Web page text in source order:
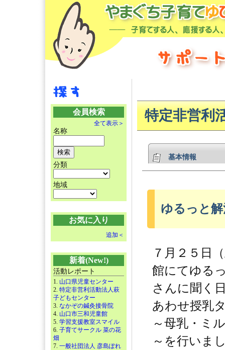
会員検索
全て表示＞
名称
分類
地域
お気に入り
追加＜
新着(New!)
活動レポート
1. 山口県児童センター
2. 特定非営利活動法人萩
子どもセンター
3. なかぞの鍼灸接骨院
4. 山口市三和児童館
5. 学習支援教室スマイル
6. 子育てサークル 菜の花
畑
7. 一般社団法人 彦島ぽれ
特定非営利
基本情報
ゆるっと
７月２５日
館にてゆる
さんに聞く
あわせ授乳
～母乳・ミ
～を行いま